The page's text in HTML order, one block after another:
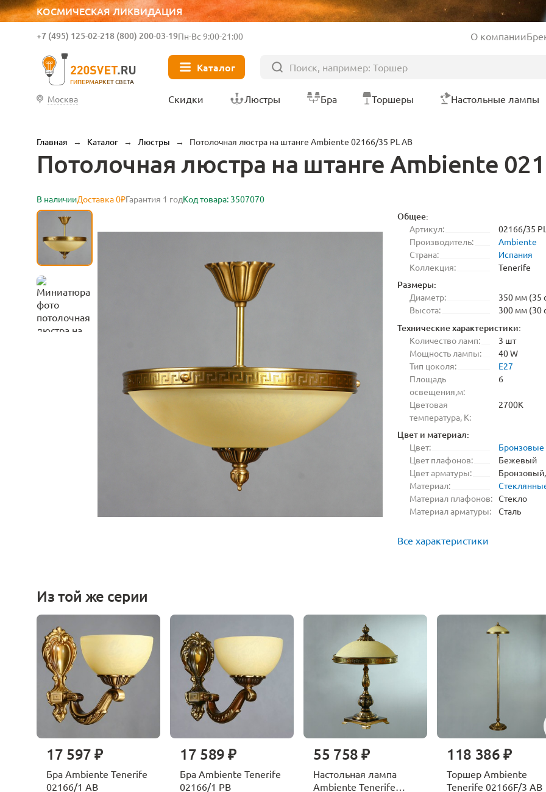
КОСМИЧЕСКАЯ ЛИКВИДАЦИЯ
ГИПЕРМАРКЕТ СВЕТА
+7 (495) 125-02-218 (800) 200-03-19Пн-Вс 9:00-21:00 О компании
Каталог
Москва Скидки Люстры Бра Торшеры Настольные лампы
Главная → Каталог → Люстры → Потолочная люстра на штанге Ambiente 02166/35 PL AB
Потолочная люстра на штанге Ambiente
В наличииДоставка 0₽Гарантия 1 годКод товара: 3507070
Общее:
Артикул:
02166/35
Производитель:
Ambiente
Страна:
Испания
Коллекция:
Tenerife
Размеры:
Диаметр:
350 мм (35
Высота:
300 мм (30
Технические характеристики:
Количество ламп:
3 шт
Мощность лампы:
40 W
Тип цоколя:
E27
Площадь
освещения,м:
6
Цветовая
температура, K:
2700K
Цвет и материал:
Цвет:
Бронзовые
Цвет плафонов:
Бежевый
Цвет арматуры:
Материал:
Материал плафонов: Стекло
Материал арматуры:
Сталь
Все характеристики
Из той же серии
17 597 ₽
Бра Ambiente Tenerife
02166/1 AB
17 589 ₽
Бра Ambiente Tenerife
02166/1 PB
55 758 ₽
Настольная лампа
Ambiente Tenerife
118 386 ₽
Торшер Ambiente
Tenerife 02166F/3 AB